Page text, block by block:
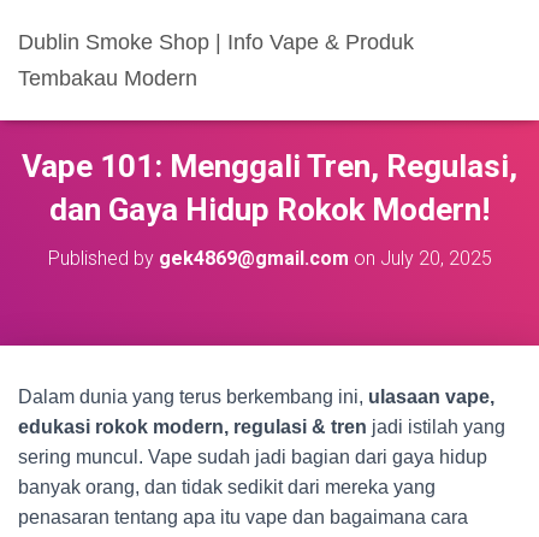
Dublin Smoke Shop | Info Vape & Produk
Tembakau Modern
Vape 101: Menggali Tren, Regulasi,
dan Gaya Hidup Rokok Modern!
Published by gek4869@gmail.com on July 20, 2025
Dalam dunia yang terus berkembang ini, ulasaan vape,
edukasi rokok modern, regulasi & tren jadi istilah yang
sering muncul. Vape sudah jadi bagian dari gaya hidup
banyak orang, dan tidak sedikit dari mereka yang
penasaran tentang apa itu vape dan bagaimana cara